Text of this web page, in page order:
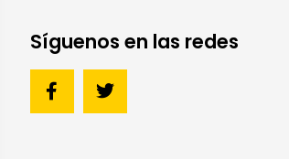
Síguenos en las redes